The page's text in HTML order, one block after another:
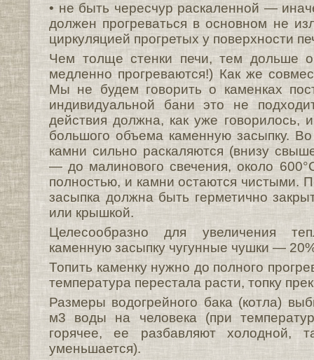
• не быть чересчур раскаленной —
должен прогреваться в основном не
циркуляцией прогретых у поверхности
Чем толще стенки печи, тем дольше
медленно прогреваются!) Как же
Мы не будем говорить о каменках
индивидуальной бани это не
действия должна, как уже говорилось,
большого объема каменную засыпку.
камни сильно раскаляются (внизу
— до малинового свечения, около
полностью, и камни остаются чистыми.
засыпка должна быть герметично
или крышкой.
Целесообразно для увеличения
каменную засыпку чугунные чушки —
Топить каменку нужно до полного
температура перестала расти, топку
Размеры водогрейного бака (котла)
м3 воды на человека (при
горячее, ее разбавляют холодной,
уменьшается).